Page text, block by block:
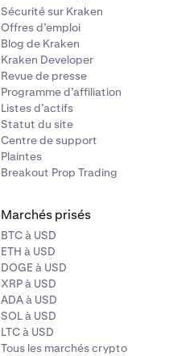
Sécurité sur Kraken
Offres d’emploi
Blog de Kraken
Kraken Developer
Revue de presse
Programme d’affiliation
Listes d’actifs
Statut du site
Centre de support
Plaintes
Breakout Prop Trading
Marchés prisés
BTC à USD
ETH à USD
DOGE à USD
XRP à USD
ADA à USD
SOL à USD
LTC à USD
Tous les marchés crypto